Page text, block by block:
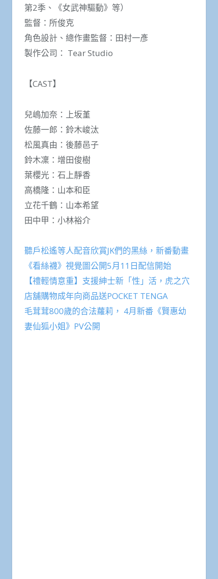
第2季、《女武神驅動》等）
監督：所俊克
角色設計、總作畫監督：田村一彥
製作公司： Tear Studio
【CAST】
兒嶋加奈：上坂堇
佐藤一郎：鈴木峻汰
松風真由：後藤邑子
鈴木凜：增田俊樹
葉櫻光：石上靜香
高橋隆：山本和臣
立花千鶴：山本希望
田中甲：小林裕介
聽戶松遙等人配音欣賞JK們的黑絲，新番動畫
《看絲襪》視覺圖公開5月11日配信開始
【禮輕情意重】支援紳士新「性」活，虎之穴
店舖購物成年向商品送POCKET TENGA
毛茸茸800歲的合法蘿莉， 4月新番《賢惠幼
妻仙狐小姐》PV公開